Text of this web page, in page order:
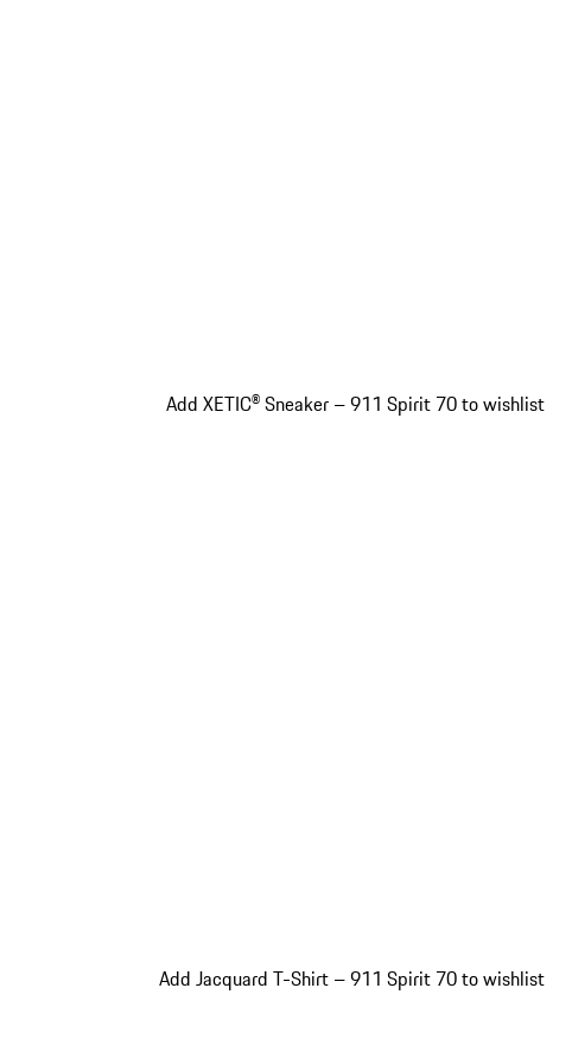
Add XETIC® Sneaker – 911 Spirit 70 to wishlist
Add Jacquard T-Shirt – 911 Spirit 70 to wishlist